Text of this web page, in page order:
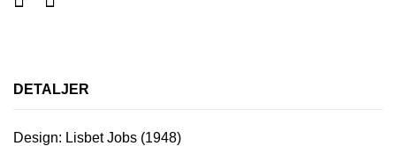
DETALJER
Design: Lisbet Jobs (1948)